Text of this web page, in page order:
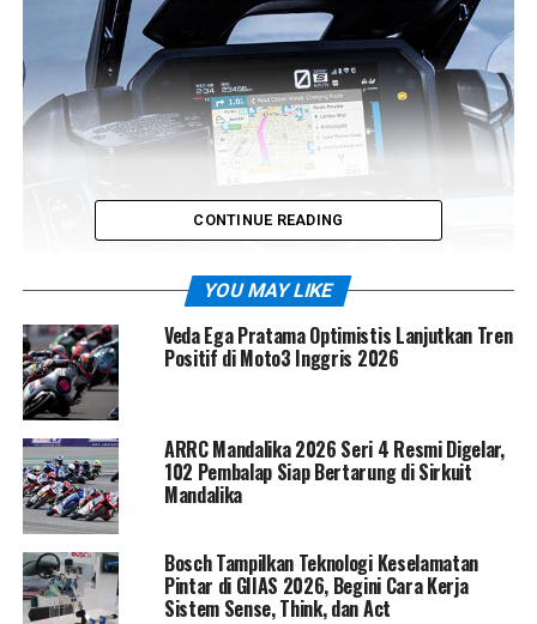
Dibalut warna
sentuhansilver halus di pelek , edisi spesial ini
memancarkan aura eksklusif yang sulit ditandingi. Detail
sepertijahitan merah pada jok ganda
memberi
sentuhan emosional: perpaduan antara
dan berkelas
—sebuah karya yang lahir dari perpaduan
seni dan performa.
CONTINUE READING
YOU MAY LIKE
Veda Ega Pratama Optimistis Lanjutkan Tren
Positif di Moto3 Inggris 2026
ARRC Mandalika 2026 Seri 4 Resmi Digelar,
102 Pembalap Siap Bertarung di Sirkuit
Mandalika
Bosch Tampilkan Teknologi Keselamatan
Pintar di GIIAS 2026, Begini Cara Kerja
Sistem Sense, Think, dan Act